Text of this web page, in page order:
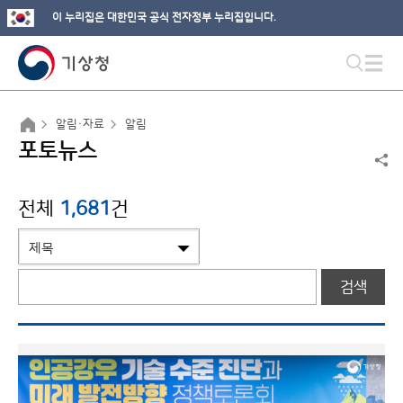
이 누리집은 대한민국 공식 전자정부 누리집입니다.
알림·자료 알림
포토뉴스
전체 1,681건
검색